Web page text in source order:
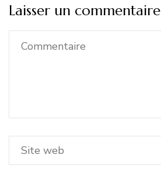
Laisser un commentaire